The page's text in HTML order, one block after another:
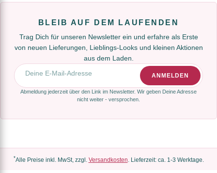
BLEIB AUF DEM LAUFENDEN
Trag Dich für unseren Newsletter ein und erfahre als Erste
von neuen Lieferungen, Lieblings-Looks und kleinen Aktionen
aus dem Laden.
E-Mail-Adresse
ANMELDEN
Abmeldung jederzeit über den Link im Newsletter. Wir geben Deine Adresse
nicht weiter - versprochen.
*Alle Preise inkl. MwSt, zzgl. Versandkosten. Lieferzeit: ca. 1-3 Werktage.